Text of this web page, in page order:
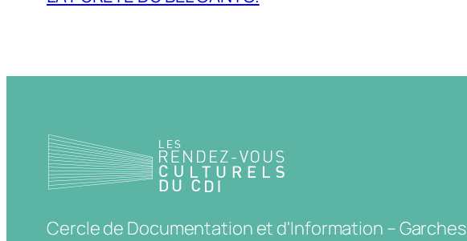
Cercle de Documentation et d'Information – Garches